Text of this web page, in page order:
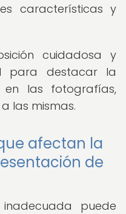
características y
cuidadosa y
para destacar la
las fotografías,
las mismas.
afectan la
de
puede